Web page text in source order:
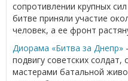
сопротивлении крупных
битве приняли участие
человек, а ее фронт
Диорама «Битва за Днепр»
подвигу советских
мастерами батальной